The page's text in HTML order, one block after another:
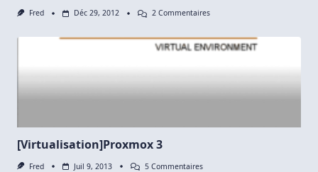
Fred Déc 29, 2012 2 CommentairesSur
Le
Système
[Virtualisation]Proxmox 3
Fred Juil 9, 2013 5 CommentairesSur